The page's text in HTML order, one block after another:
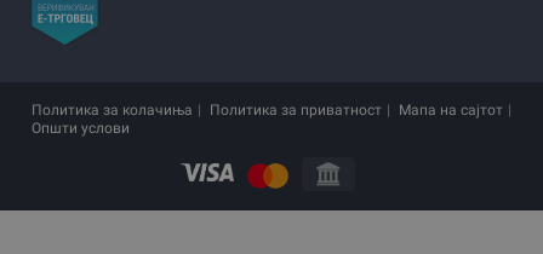
Политика за колачиња Политика за приватност
Мапа на сајтот
Општи услови